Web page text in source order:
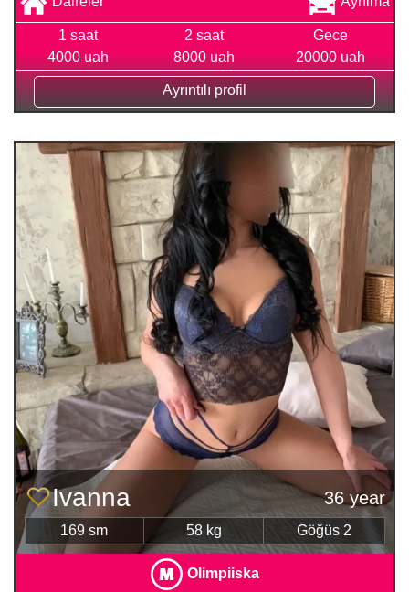
1 saat
4000 uah
2 saat
8000 uah
Gece
20000 uah
Ayrıntılı profil
Ivanna 36 year
169 sm 58 kg Göğüs 2
Olimpiiska